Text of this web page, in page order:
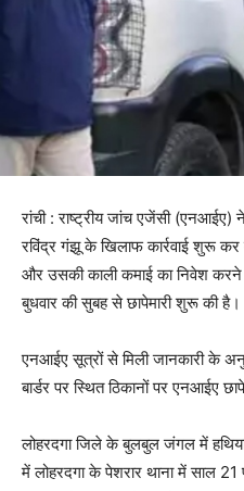
रांची : राष्ट्रीय जांच एजेंसी
रविंद्र गंझू के खिलाफ कार्रवाई शुरू
और उसकी काली कमाई का निवेश करने
बुधवार की सुबह से छापेमारी शुरू की है।
एनआईए सूत्रों से मिली जानकारी के
बार्डर पर स्थित ठिकानों पर एनआईए
लोहरदगा जिले के बुलबुल जंगल में
में लोहरदगा के पेशरार थाना में साल